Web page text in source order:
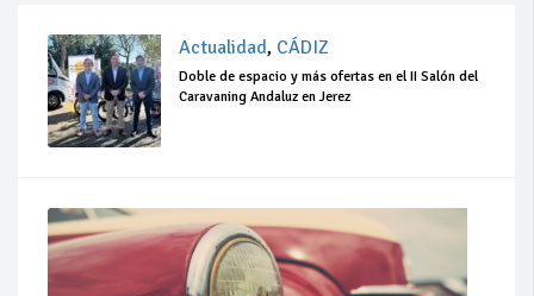
Actualidad, CÁDIZ
Doble de espacio y más ofertas en el II Salón del
Caravaning Andaluz en Jerez